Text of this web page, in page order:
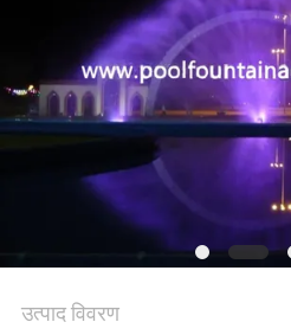
साइटमैप
PRIVACY
POLICY
उत्पाद विवरण